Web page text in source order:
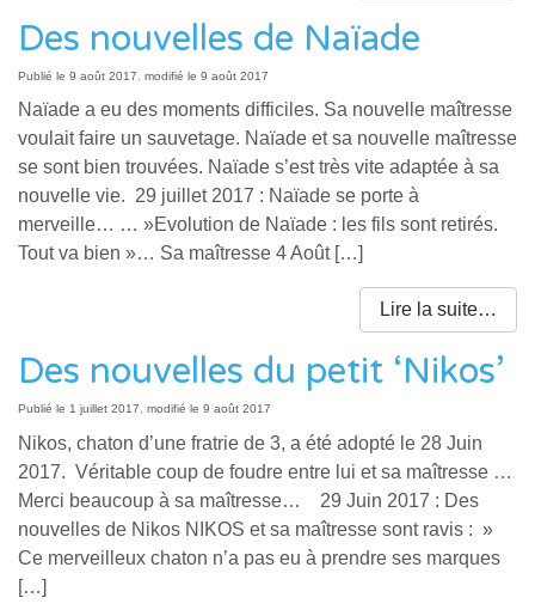
Des nouvelles de Naïade
Publié le 9 août 2017 modifié le 9 août 2017
Naïade a eu des moments difficiles. Sa nouvelle maîtresse
voulait faire un sauvetage. Naïade et sa nouvelle maîtresse
se sont bien trouvées. Naïade s’est très vite adaptée à sa
nouvelle vie. 29 juillet 2017 : Naïade se porte à
merveille… … »Evolution de Naïade : les fils sont retirés.
Tout va bien »… Sa maîtresse 4 Août […]
Lire la suite…
Des nouvelles du petit ‘Nikos’
Publié le 1 juillet 2017, modifié le 9 août 2017
Nikos, chaton d’une fratrie de 3, a été adopté le 28 Juin
2017. Véritable coup de foudre entre lui et sa maîtresse …
Merci beaucoup à sa maîtresse… 29 Juin 2017 : Des
nouvelles de Nikos NIKOS et sa maîtresse sont ravis : »
Ce merveilleux chaton n’a pas eu à prendre ses marques
[…]